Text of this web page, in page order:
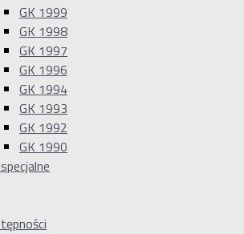
GK 1999
GK 1998
GK 1997
GK 1996
GK 1994
GK 1993
GK 1992
GK 1990